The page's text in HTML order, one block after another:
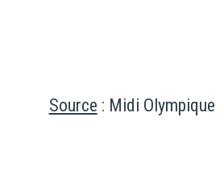
Source : Midi Olympique